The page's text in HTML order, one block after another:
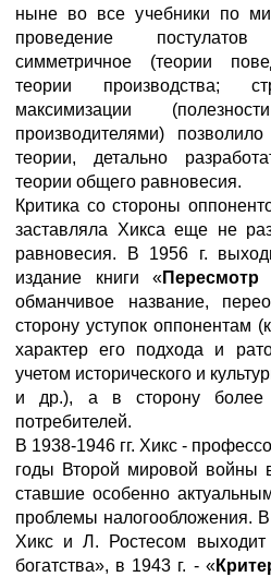
ныне во все учебники по
проведение
симметричное (теории
теории производства;
максимизации
производителями)
теории, детально
теории общего равновесия.
Критика со стороны
заставляла Хикса еще не
равновесия. В 1956 г.
издание книги «Пересмотр
обманчивое название,
сторону уступок оппонентам
характер его подхода и
учетом исторического и
и др.), а в сторону более
потребителей.
В 1938-1946 гг. Хикс -
годы Второй мировой войны
ставшие особенно
проблемы налогообложения.
Хикс и Л. Ростесом выходит
богатства», в 1943 г. - «